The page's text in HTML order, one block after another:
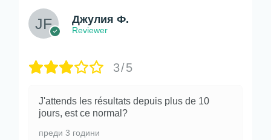
Джулия Ф.
Reviewer
3/5
J'attends les résultats depuis plus de 10
jours, est ce normal?
преди 3 години